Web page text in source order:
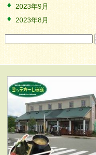
2023年9月
2023年8月
索: